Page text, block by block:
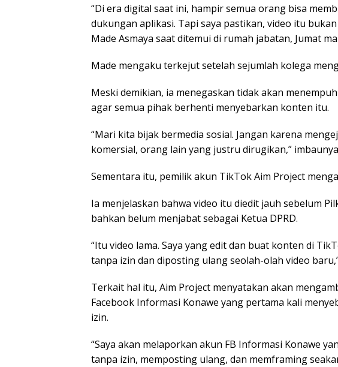
“Di era digital saat ini, hampir semua orang bisa
dukungan aplikasi. Tapi saya pastikan, video itu
Made Asmaya saat ditemui di rumah jabatan, Jumat
Made mengaku terkejut setelah sejumlah kolega
Meski demikian, ia menegaskan tidak akan
agar semua pihak berhenti menyebarkan konten itu.
“Mari kita bijak bermedia sosial. Jangan karena
komersial, orang lain yang justru dirugikan,”
Sementara itu, pemilik akun TikTok Aim Project
Ia menjelaskan bahwa video itu diedit jauh sebelum
bahkan belum menjabat sebagai Ketua DPRD.
“Itu video lama. Saya yang edit dan buat konten di
tanpa izin dan diposting ulang seolah-olah video
Terkait hal itu, Aim Project menyatakan akan
Facebook Informasi Konawe yang pertama kali
izin.
“Saya akan melaporkan akun FB Informasi Konawe
tanpa izin, memposting ulang, dan memframing